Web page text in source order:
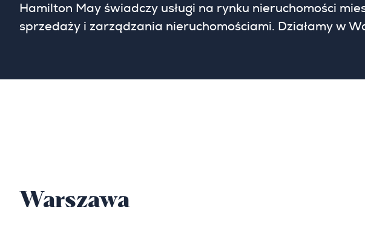
Hamilton May świadczy usługi na rynku nieruchomości
sprzedaży i zarządzania nieruchomościami. Działamy w
Warszawa